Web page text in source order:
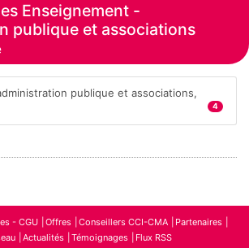
Enseignement -
publique et associations
publique et associations,
4
- CGU Offres Conseillers CCI-CMA
Partenaires
Actualités Témoignages Flux RSS